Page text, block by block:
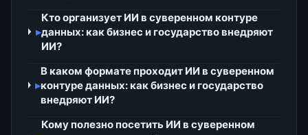
▸
Кто организует ИИ в суверенном контуре
данных: как бизнес и государство внедряют
ИИ?
▸
В каком формате проходит ИИ в суверенном
контуре данных: как бизнес и государство
внедряют ИИ?
Кому полезно посетить ИИ в суверенном